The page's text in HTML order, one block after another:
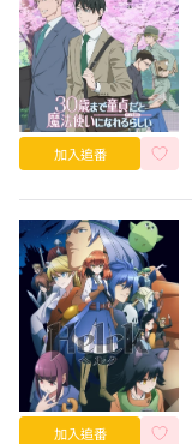
加入追番
加入追番